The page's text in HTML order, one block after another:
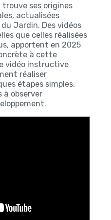
ses origines
actualisées
Jardin. Des vidéos
que celles réalisées
apportent en 2025
à cette
vidéo instructive
réaliser
étapes simples,
à observer